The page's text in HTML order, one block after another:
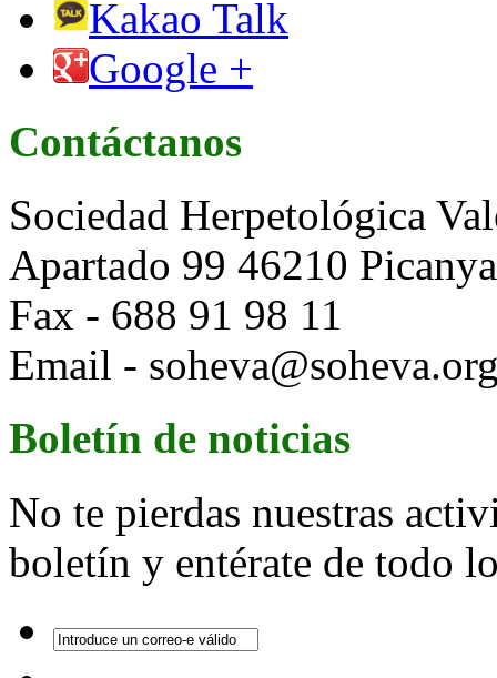
Kakao Talk
Google +
Contáctanos
Sociedad Herpetológica
Apartado 99 46210
Fax - 688 91 98 11
Email -
Boletín de noticias
No te pierdas nuestras
boletín y entérate de todo